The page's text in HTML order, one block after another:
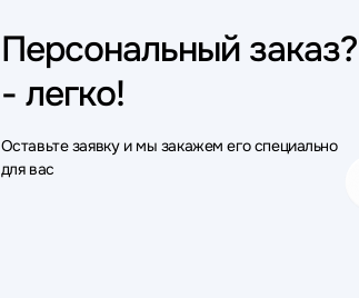
Персональный заказ?
- легко!
Оставьте заявку и мы закажем его специально
для вас